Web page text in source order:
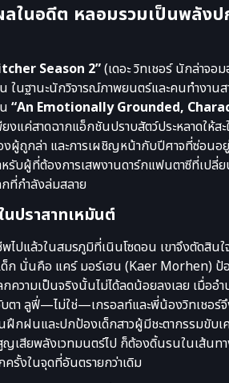
ในอดีต หลอมรวมเป็นพลัง
Season 2”(เดอะ วิทเชอร์ นักล่าจอ
นฐานะนักวิจารณ์ภาพยนตร์และคนทำงานส
“An Emotionally Grounded,
งแค่สาดฉากแอ็กชันปราบสัตว์ประหลาดให้ส
ถูกล่า และการเผชิญหน้ากับปีศาจที่ซ่อนอยู่
บผู้ที่ต้องการเสพงานดาร์กแฟนตาซีที่เปลี่ย
กที่กำลังล่มสลาย
ปราสาทเหมันต์
ไปแล้วในสมรภูมิที่เนินโซดอน เขาจึงตัดสินใ
ก นั่นคือ แคร์ มอร์เฮน (Kaer Morhen) ป้
ความเป็นจริงนั้นไม่ได้ลดน้อยลงเลย เมื่ออ
ตา ลูฟี่—ไม่ใช่—เกรอลท์และพี่น้องวิทเชอร์
ฝึกฝนและปกป้องเด็กสาวผู้มีชะตากรรมขับ
ญเสียพลังเวทมนตร์ไป ก็ต้องดิ้นรนในเส้นท
รั้งในจุดที่อันตรายกว่าเดิม